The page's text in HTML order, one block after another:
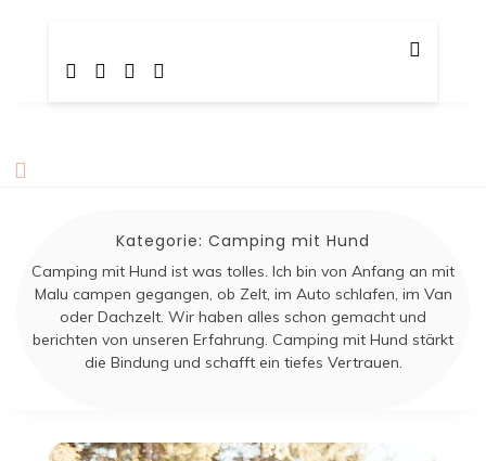
Kategorie: Camping mit Hund
Camping mit Hund ist was tolles. Ich bin von Anfang an mit
Malu campen gegangen, ob Zelt, im Auto schlafen, im Van
oder Dachzelt. Wir haben alles schon gemacht und
berichten von unseren Erfahrung. Camping mit Hund stärkt
die Bindung und schafft ein tiefes Vertrauen.